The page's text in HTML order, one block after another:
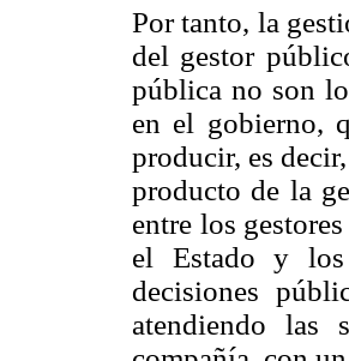
Por tanto, la
del gestor
pública no son
en el gobierno,
producir, es
producto de la
entre los
el Estado y los
decisiones
atendiendo las